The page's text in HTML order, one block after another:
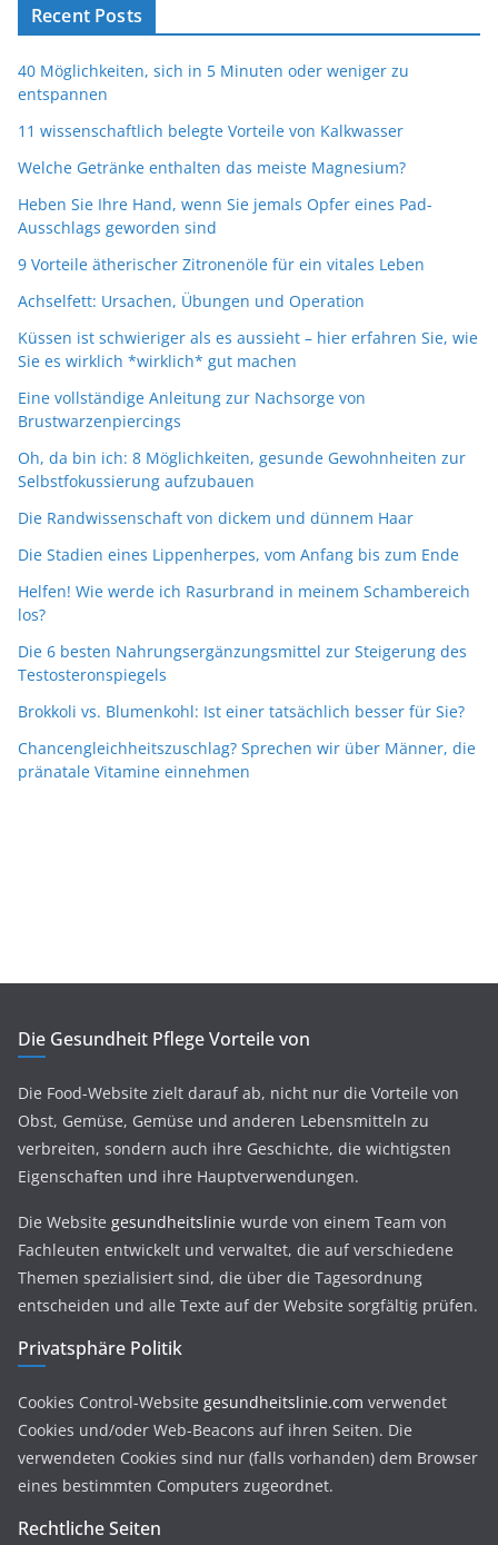
Recent Posts
40 Möglichkeiten, sich in 5 Minuten oder weniger zu
entspannen
11 wissenschaftlich belegte Vorteile von Kalkwasser
Welche Getränke enthalten das meiste Magnesium?
Heben Sie Ihre Hand, wenn Sie jemals Opfer eines Pad-
Ausschlags geworden sind
9 Vorteile ätherischer Zitronenöle für ein vitales Leben
Achselfett: Ursachen, Übungen und Operation
Küssen ist schwieriger als es aussieht – hier erfahren Sie, wie
Sie es wirklich *wirklich* gut machen
Eine vollständige Anleitung zur Nachsorge von
Brustwarzenpiercings
Oh, da bin ich: 8 Möglichkeiten, gesunde Gewohnheiten zur
Selbstfokussierung aufzubauen
Die Randwissenschaft von dickem und dünnem Haar
Die Stadien eines Lippenherpes, vom Anfang bis zum Ende
Helfen! Wie werde ich Rasurbrand in meinem Schambereich
los?
Die 6 besten Nahrungsergänzungsmittel zur Steigerung des
Testosteronspiegels
Brokkoli vs. Blumenkohl: Ist einer tatsächlich besser für Sie?
Chancengleichheitszuschlag? Sprechen wir über Männer, die
pränatale Vitamine einnehmen
Die Gesundheit Pflege Vorteile von
Die Food-Website zielt darauf ab, nicht nur die Vorteile von
Obst, Gemüse, Gemüse und anderen Lebensmitteln zu
verbreiten, sondern auch ihre Geschichte, die wichtigsten
Eigenschaften und ihre Hauptverwendungen.
Die Website gesundheitslinie wurde von einem Team von
Fachleuten entwickelt und verwaltet, die auf verschiedene
Themen spezialisiert sind, die über die Tagesordnung
entscheiden und alle Texte auf der Website sorgfältig prüfen.
Privatsphäre Politik
Cookies Control-Website gesundheitslinie.com verwendet
Cookies und/oder Web-Beacons auf ihren Seiten. Die
verwendeten Cookies sind nur (falls vorhanden) dem Browser
eines bestimmten Computers zugeordnet.
Rechtliche Seiten